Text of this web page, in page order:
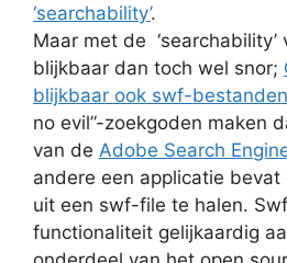
‘searchability’.
Maar met de ‘searchability’
blijkbaar dan toch wel snor;
blijkbaar ook swf-bestanden
no evil”-zoekgoden maken
van de Adobe Search
andere een applicatie
uit een swf-file te halen.
functionaliteit gelijkaardig